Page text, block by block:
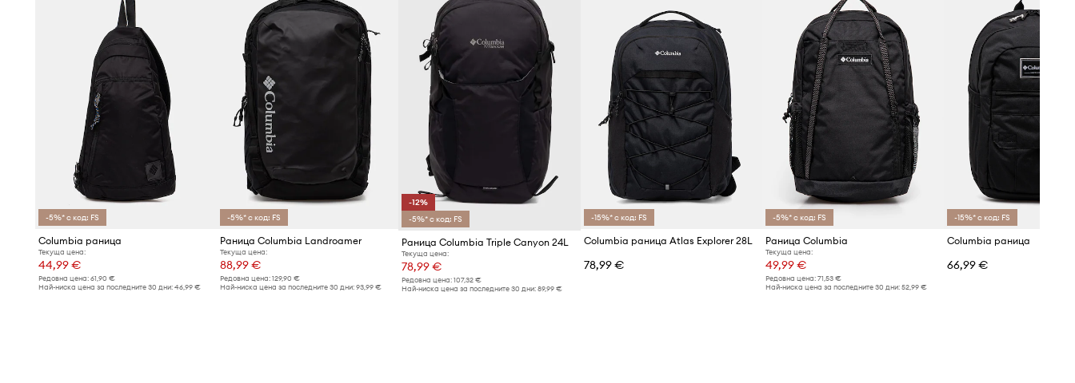
-5%* с код: FS
Columbia раница
Текуща цена:
44,99 €
Редовна цена: 61,90 €
Най-ниска цена за последните 30 дни: 46,99 €
-5%* с код: FS
Раница Columbia Landroamer
Текуща цена:
88,99 €
Редовна цена:129,90 €
Най-ниска цена за последните 30 дни:93,99 €
-12%
-5%* с код: FS
Раница Columbia Triple Canyon 24L
Текуща цена:
78,99 €
Редовна цена: 107,32 €
Най-ниска цена за последните 30 дни: 89,99 €
-15%* с код: FS
Columbia раница Atlas Explorer 28L
78,99 €
-5%* с код: FS
Раница Columbia
Текуща цена:
49,99 €
Редовна цена:71,53 €
Най-ниска цена за последните 30 дни:52,99 €
-15%* с код: FS
Columbia раница
66,99 €